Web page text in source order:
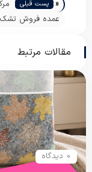
« پست قبلی
عمده فروش
مقالات مرتبط
0 دیدگاه